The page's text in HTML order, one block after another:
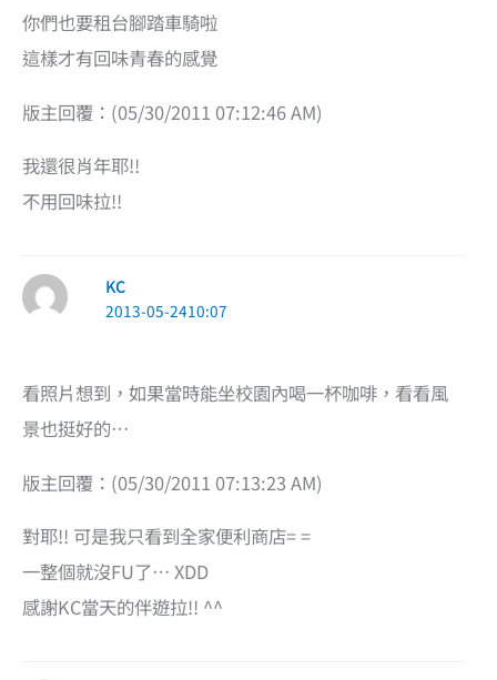
你們也要租台腳踏車騎啦
這樣才有回味青春的感覺
版主回覆：(05/30/2011 07:12:46 AM)
我還很肖年耶!!
不用回味拉!!
KC
2013-05-2410:07
看照片想到，如果當時能坐校園內喝一杯咖啡，看看風
景也挺好的…
版主回覆：(05/30/2011 07:13:23 AM)
對耶!! 可是我只看到全家便利商店= =
一整個就沒FU了… XDD
感謝KC當天的伴遊拉!! ^^